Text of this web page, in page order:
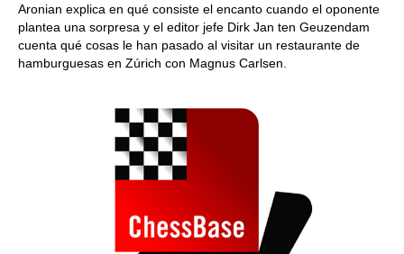
Aronian explica en qué consiste el encanto cuando el oponente
plantea una sorpresa y el editor jefe Dirk Jan ten Geuzendam
cuenta qué cosas le han pasado al visitar un restaurante de
hamburguesas en Zúrich con Magnus Carlsen.